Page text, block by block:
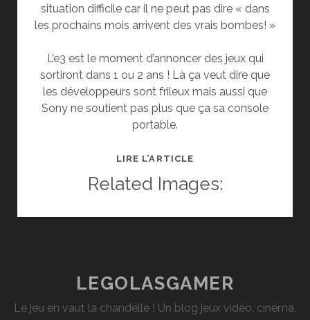
situation difficile car il ne peut pas dire « dans
les prochains mois arrivent des vrais bombes! »
L’e3 est le moment d’annoncer des jeux qui
sortiront dans 1 ou 2 ans ! Là ça veut dire que
les développeurs sont frileux mais aussi que
Sony ne soutient pas plus que ça sa console
portable.
LIRE L’ARTICLECE
FAUT
À
L’E3
Related Images:
LEGOLASGAMER
Le jeu en vaut la chandelle ! Un blog jeux vidéo, cinéma,